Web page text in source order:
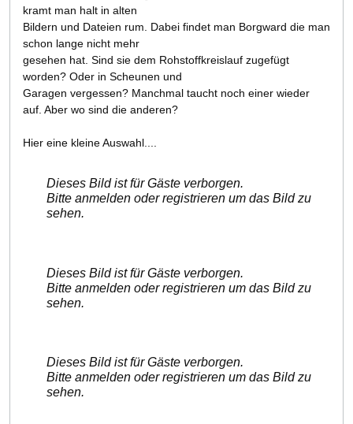
kramt man halt in alten
Bildern und Dateien rum. Dabei findet man Borgward die man
schon lange nicht mehr
gesehen hat. Sind sie dem Rohstoffkreislauf zugefügt
worden? Oder in Scheunen und
Garagen vergessen? Manchmal taucht noch einer wieder
auf. Aber wo sind die anderen?
Hier eine kleine Auswahl....
Dieses Bild ist für Gäste verborgen.
Bitte anmelden oder registrieren um das Bild zu
sehen.
Dieses Bild ist für Gäste verborgen.
Bitte anmelden oder registrieren um das Bild zu
sehen.
Dieses Bild ist für Gäste verborgen.
Bitte anmelden oder registrieren um das Bild zu
sehen.